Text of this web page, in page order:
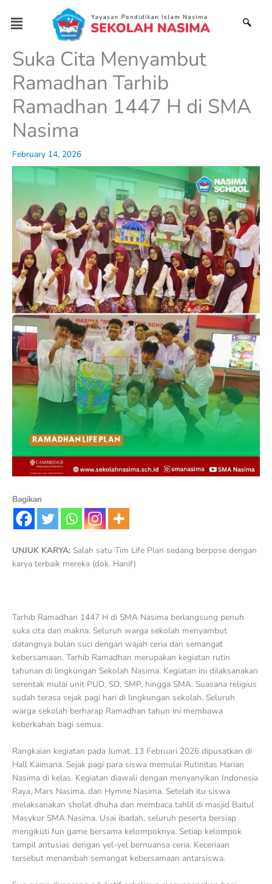
content
Menu
Suka Cita Menyambut
Ramadhan Tarhib
Ramadhan 1447 H di SMA
Nasima
February 14, 2026
Bagikan
UNJUK KARYA: Salah satu Tim Life Plan sedang berpose dengan
karya terbaik mereka (dok. Hanif)
Tarhib Ramadhan 1447 H di SMA Nasima berlangsung penuh
suka cita dan makna. Seluruh warga sekolah menyambut
datangnya bulan suci dengan wajah ceria dan semangat
kebersamaan. Tarhib Ramadhan merupakan kegiatan rutin
tahunan di lingkungan Sekolah Nasima. Kegiatan ini dilaksanakan
serentak mulai unit PUD, SD, SMP, hingga SMA. Suasana religius
sudah terasa sejak pagi hari di lingkungan sekolah. Seluruh
warga sekolah berharap Ramadhan tahun ini membawa
keberkahan bagi semua.
Rangkaian kegiatan pada Jumat, 13 Februari 2026 dipusatkan di
Hall Kaimana. Sejak pagi para siswa memulai Rutinitas Harian
Nasima di kelas. Kegiatan diawali dengan menyanyikan Indonesia
Raya, Mars Nasima, dan Hymne Nasima. Setelah itu siswa
melaksanakan sholat dhuha dan membaca tahlil di masjid Baitul
Masykur SMA Nasima. Usai ibadah, seluruh peserta bersiap
mengikuti fun game bersama kelompoknya. Setiap kelompok
tampil antusias dengan yel-yel bernuansa ceria. Keceriaan
tersebut menambah semangat kebersamaan antarsiswa.